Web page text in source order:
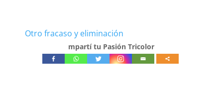
Otro fracaso y eliminación
mpartí tu Pasión Tricolor